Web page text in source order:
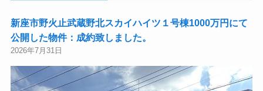
新座市野火止武蔵野北スカイハイツ１号棟1000万円にて
公開した物件：成約致しました。
2026年7月31日